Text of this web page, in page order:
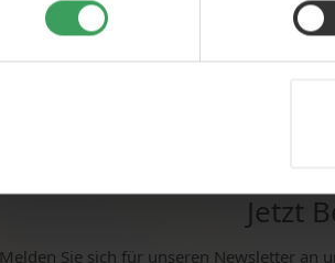
Jetzt
Melden Sie sich für unseren Newsletter an